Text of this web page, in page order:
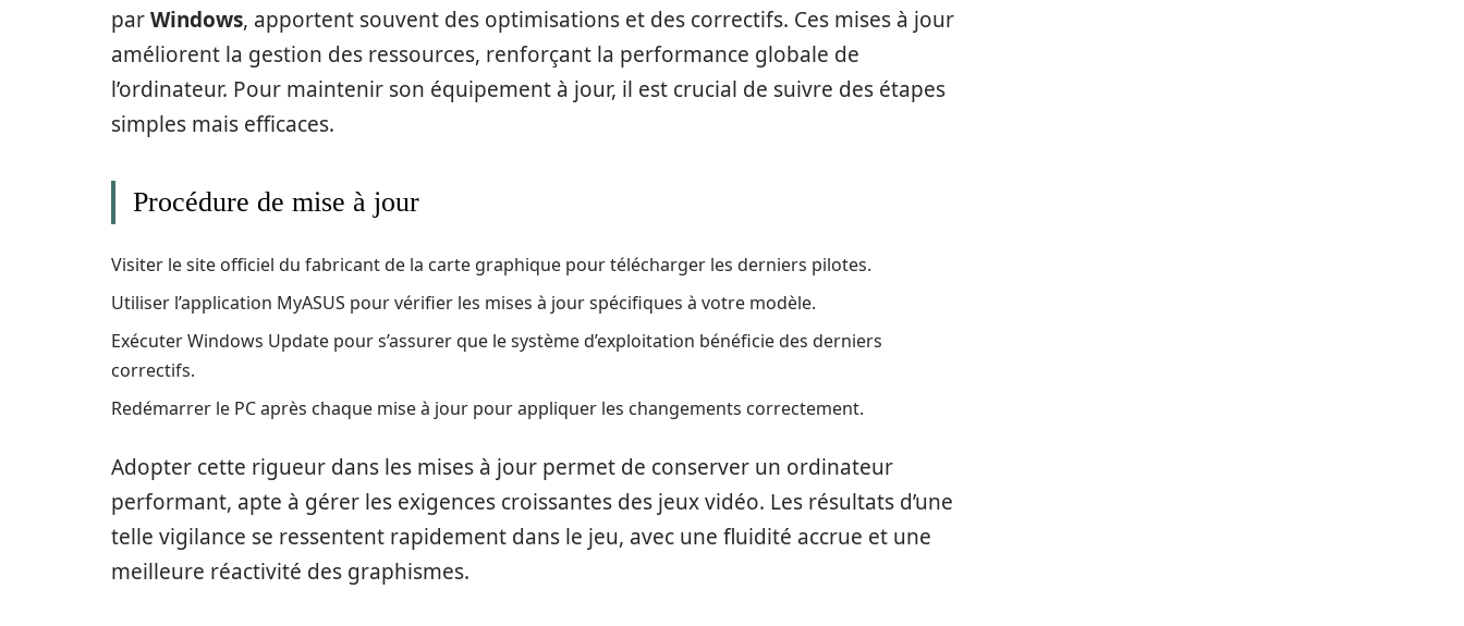
parWindows, apportent souvent des optimisations et des correctifs. Ces mises à jour
améliorent la gestion des ressources, renforçant la performance globale de
l’ordinateur. Pour maintenir son équipement à jour, il est crucial de suivre des étapes
simples mais efficaces.
Procédure de mise à jour
Visiter le site officiel du fabricant de la carte graphique pour télécharger les derniers pilotes.
Utiliser l’application MyASUS pour vérifier les mises à jour spécifiques à votre modèle.
Exécuter Windows Update pour s’assurer que le système d’exploitation bénéficie des derniers
correctifs.
Redémarrer le PC après chaque mise à jour pour appliquer les changements correctement.
Adopter cette rigueur dans les mises à jour permet de conserver un ordinateur
performant, apte à gérer les exigences croissantes des jeux vidéo. Les résultats d’une
telle vigilance se ressentent rapidement dans le jeu, avec une fluidité accrue et une
meilleure réactivité des graphismes.